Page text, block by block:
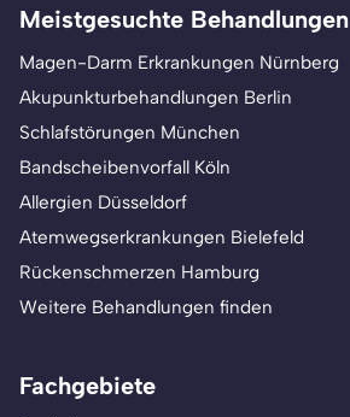
Meistgesuchte Behandlungen
Magen-Darm Erkrankungen Nürnberg
Akupunkturbehandlungen Berlin
Schlafstörungen München
Bandscheibenvorfall Köln
Allergien Düsseldorf
Atemwegserkrankungen Bielefeld
Rückenschmerzen Hamburg
Weitere Behandlungen finden
Fachgebiete